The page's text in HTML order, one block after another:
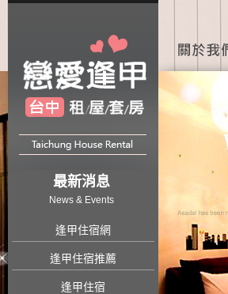
最新消息
News & Events
逢甲住宿網
逢甲住宿推薦
逢甲住宿